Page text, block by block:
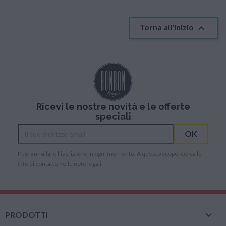
Torna all'inizio 
Ricevi le nostre novità e le offerte
speciali
Puoi annullare l'iscrizione in ogni momento. A questo scopo, cerca le
info di contatto nelle note legali.
PRODOTTI 